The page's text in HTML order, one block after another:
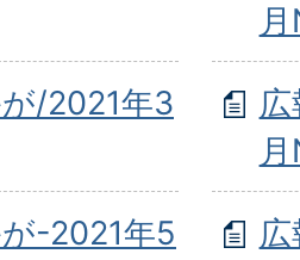
/2021年3
-2021年5